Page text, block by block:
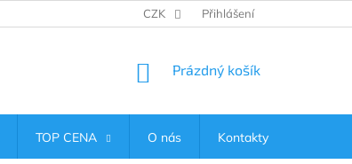
CZK Přihlášení
NÁKUPNÍ
Prázdný košík
TOP CENA O nás Kontakty